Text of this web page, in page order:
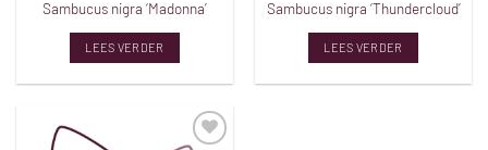
Sambucus nigra ‘Madonna’
LEES VERDER
Sambucus nigra ‘Thundercloud’
LEES VERDER